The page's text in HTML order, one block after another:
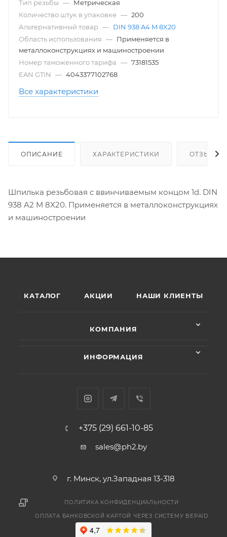
Тип резьбы — Метрическая
Количество штук в упаковке — 200
Альтернативный товар — DIN 938 A4 M 8X20
Область использования — Применяется в
металлоконструкциях и машиностроении
Номер таможенного тарифа — 73181535
EAN GTIN
— 4043377102768
Все характеристики
ОПИСАНИЕ ХАРАКТЕРИСТИКИ ОТЗЫВЫ
Шпилька резьбовая с ввинчиваемым концом 1d. DIN
938 A2 M 8X20. Применяется в металлоконструкциях
и машиностроении
КАТАЛОГ АКЦИИ НАШИ КЛИЕНТЫ
КОМПАНИЯ
ИНФОРМАЦИЯ
+375 (29) 661-10-85
sales@ph2.by
г. Минск, ул.Западная 13-318
ПОЛИТИКА КОНФИДЕНЦИАЛЬНОСТИ
ОПЛАТА БАНКОВСКОЙ КАРТОЙ ЧЕРЕЗ СИСТЕМУ BEPAID